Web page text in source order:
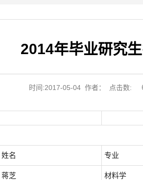
2014年毕业研究
时间:2017-05-04 作者： 点击数:
姓名 专业
蒋芝 材料学